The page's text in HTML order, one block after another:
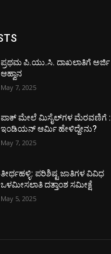
ಪ್ರಥಮ ಪಿ.ಯು.ಸಿ. ದಾಖಲಾತಿಗೆ ಅರ್ಜಿ
ಆಹ್ವಾನ
May 7, 2025
ಪಾಕ್​ ಮೇಲೆ ಮಿಸೈಲ್​ಗಳ ಮೆರವಣಿಗೆ :
ಇಂಡಿಯನ್ ಆರ್ಮಿ ಹೇಳಿದ್ದೇನು?
May 7, 2025
ತೀರ್ಥಹಳ್ಳಿ: ಪರಿಶಿಷ್ಟ ಜಾತಿಗಳ ವಿವಿಧ
ಒಳಮೀಸಲಾತಿ ದತ್ತಾಂಶ ಸಮೀಕ್ಷೆ
May 5, 2025